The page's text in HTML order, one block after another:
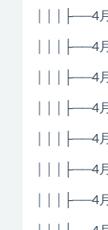
│││├──4
│││├──4
│││├──4
│││├──4
│││├──4
│││├──4
│││├──4